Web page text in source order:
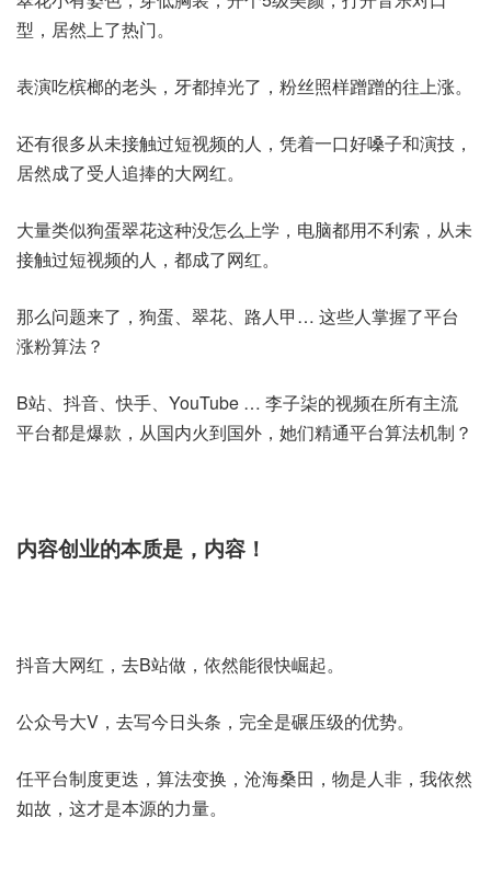
型，居然上了热门。
表演吃槟榔的老头，牙都掉光了，粉丝照样蹭蹭的往上涨。
还有很多从未接触过短视频的人，凭着一口好嗓子和演技，
居然成了受人追捧的大网红。
大量类似狗蛋翠花这种没怎么上学，电脑都用不利索，从未
接触过短视频的人，都成了网红。
那么问题来了，狗蛋、翠花、路人甲… 这些人掌握了平台
涨粉算法？
B站、抖音、快手、YouTube … 李子柒的视频在所有主流
平台都是爆款，从国内火到国外，她们精通平台算法机制？
内容创业的本质是，内容！
抖音大网红，去B站做，依然能很快崛起。
公众号大V，去写今日头条，完全是碾压级的优势。
任平台制度更迭，算法变换，沧海桑田，物是人非，我依然
如故，这才是本源的力量。